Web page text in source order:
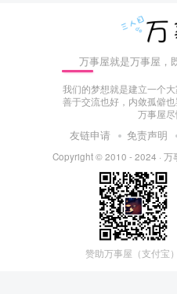
万事屋就是万事屋，
我们的梦想就是建立一个
善于交流也好，内敛孤僻
万事屋尽
友链申请 免责声明
Copyright © 2010 - 2024 · 万
赞助万事屋（支付宝）